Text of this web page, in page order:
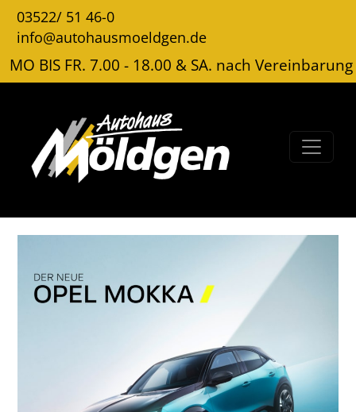
03522/ 51 46-0
info@autohausmoeldgen.de
MO BIS FR. 7.00 - 18.00 & SA. nach Vereinbarung